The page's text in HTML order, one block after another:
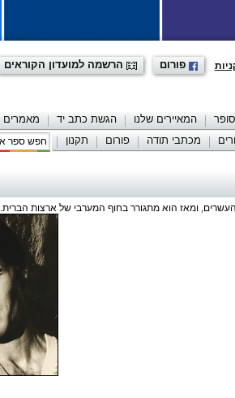
הרשמה למועדון הקוראים פורום
המאיירים שלנו הגשת כתב יד
מאמרים
מכתבי תודה פורום תקנון יצירת קשר
ומאז הוא מתגורר בחוף המערבי של ארצות הברית.